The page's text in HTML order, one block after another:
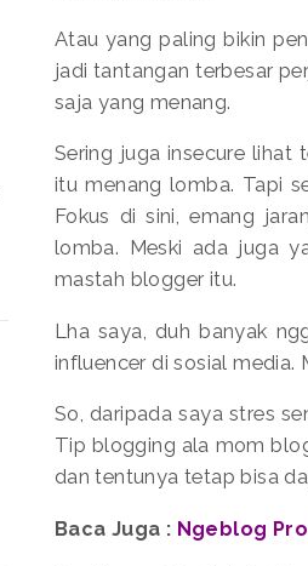
Atau yang paling bikin
jadi tantangan terbesar
saja yang menang.
Sering juga insecure lihat
itu menang lomba. Tapi
Fokus di sini, emang
lomba. Meski ada juga
mastah blogger itu.
Lha saya, duh banyak
influencer di sosial media.
So, daripada saya stres
Tip blogging ala mom
dan tentunya tetap bisa
Baca Juga : Ngeblog